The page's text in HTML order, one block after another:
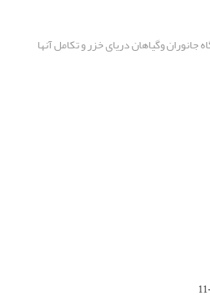
جانوران وگیاهان دریای خزر و تکامل آنها